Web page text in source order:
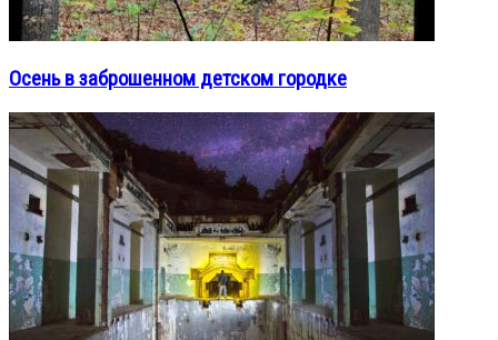
Осень в заброшенном детском городке